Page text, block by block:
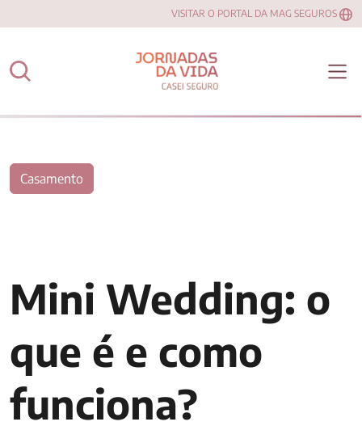
VISITAR O PORTAL DA MAG SEGUROS
Casamento
Mini Wedding: o
que é e como
funciona?